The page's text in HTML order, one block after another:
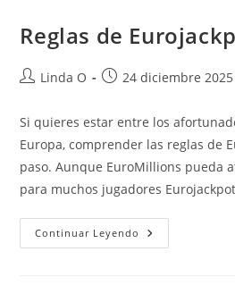
Italia
Reglas de
Autor
la
entrada:
Linda O
Publicación
entrada:
24 diciembre 2025
Si quieres estar entre los
Europa, comprender las reglas de
paso. Aunque EuroMillions pueda
para muchos jugadores
Continuar Leyendo Reglas
De